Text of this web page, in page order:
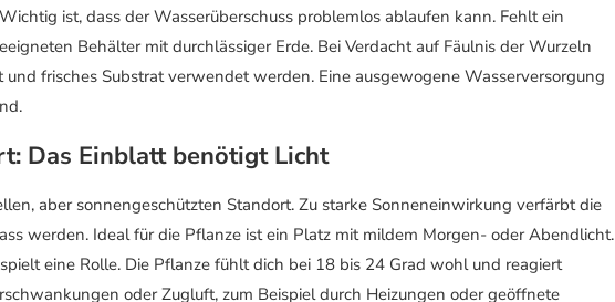
ist, dass der Wasserüberschuss problemlos ablaufen kann. Fehlt ein
Behälter mit durchlässiger Erde. Bei Verdacht auf Fäulnis der Wurzeln
frisches Substrat verwendet werden. Eine ausgewogene Wasserversorgung
Das Einblatt benötigt Licht
aber sonnengeschützten Standort. Zu starke Sonneneinwirkung verfärbt die
werden. Ideal für die Pflanze ist ein Platz mit mildem Morgen- oder Abendlicht.
eine Rolle. Die Pflanze fühlt dich bei 18 bis 24 Grad wohl und reagiert
oder Zugluft, zum Beispiel durch Heizungen oder geöffnete